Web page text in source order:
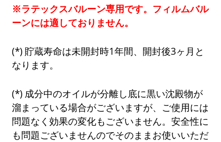
※ラテックスバルーン専用です。フィルムバル
ーンには適しておりません。
貯蔵寿命は未開封時1年間、開封後3ヶ月と
なります。
成分中のオイルが分離し底に黒い沈殿物が
溜まっている場合がございますが、ご使用には
問題なく効果の変化もございません。安全性に
も問題ございませんのでそのままお使いいただ